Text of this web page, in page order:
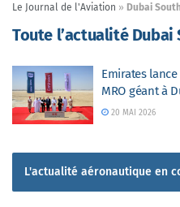
Le Journal de l'Aviation » Dubai South
Toute l’actualité Dubai
Emirates
MRO géant à
20 MAI 2026
L'actualité aéronautique en